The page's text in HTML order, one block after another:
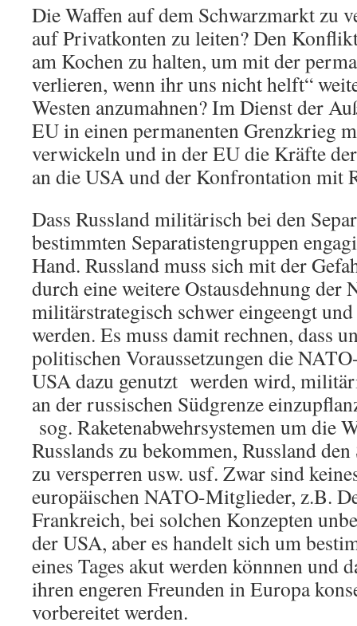
Die Waffen auf dem Schwarzmarkt zu
auf Privatkonten zu leiten? Den
am Kochen zu halten, um mit der
verlieren, wenn ihr uns nicht helft“
Westen anzumahnen? Im Dienst der
EU in einen permanenten Grenzkrieg
verwickeln und in der EU die Kräfte
an die USA und der Konfrontation mit
Dass Russland militärisch bei den
bestimmten Separatistengruppen
Hand. Russland muss sich mit der
durch eine weitere Ostausdehnung der
militärstrategisch schwer eingeengt
werden. Es muss damit rechnen, dass
politischen Voraussetzungen die
USA dazu genutzt werden wird,
an der russischen Südgrenze
sog. Raketenabwehrsystemen um die
Russlands zu bekommen, Russland
zu versperren usw. usf. Zwar sind
europäischen NATO-Mitglieder, z.B.
Frankreich, bei solchen Konzepten
der USA, aber es handelt sich um
eines Tages akut werden könnnen und
ihren engeren Freunden in Europa
vorbereitet werden.